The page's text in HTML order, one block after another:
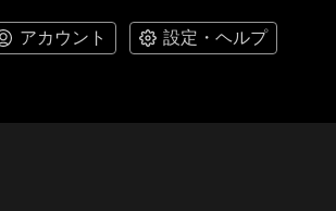
アカウント 設定・ヘルプ